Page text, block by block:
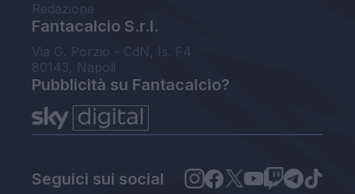
Redazione
Fantacalcio S.r.l.
Via G. Porzio - CdN, Is. F4
80143, Napoli
Pubblicità su Fantacalcio?
Seguici sui social